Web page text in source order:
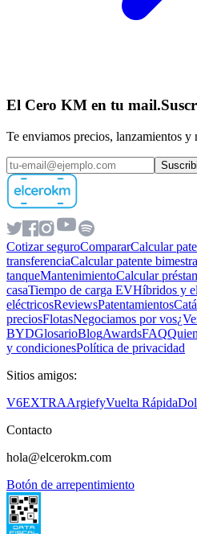
El Cero KM en tu mail.
Te enviamos precios, lanzamientos y
Cotizar seguroCompararCalcular
transferenciaCalcular patente
tanqueMantenimientoCalcular
casaTiempo de carga EVHíbridos y
eléctricosReviewsPatentamientos
preciosFlotasNegociamos por vos
BYDGlosarioBlogAwardsFAQ
y condicionesPolítica de privacidad
Sitios amigos:
V6EXTRAArgiefyVuelta Rápida
Contacto
hola@elcerokm.com
Botón de arrepentimiento